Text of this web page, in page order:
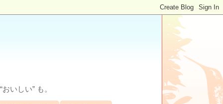
いしい” も。